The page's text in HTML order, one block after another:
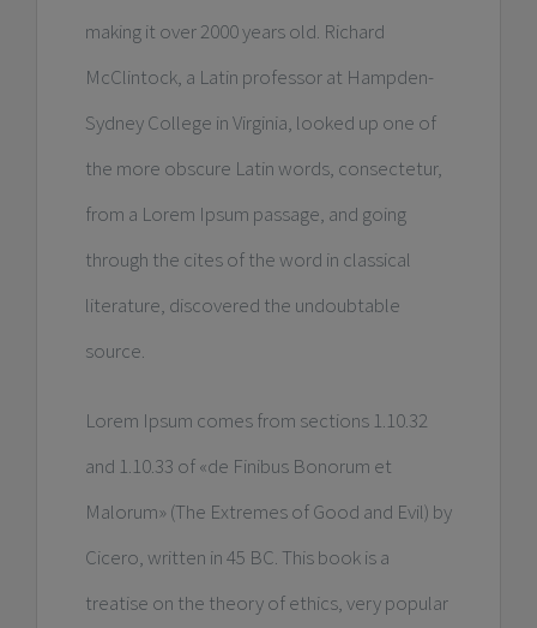
making it over 2000 years old. Richard
McClintock, a Latin professor at Hampden-
Sydney College in Virginia, looked up one of
the more obscure Latin words, consectetur,
from a Lorem Ipsum passage, and going
through the cites of the word in classical
literature, discovered the undoubtable
source.
Lorem Ipsum comes from sections 1.10.32
and 1.10.33 of «de Finibus Bonorum et
Malorum» (The Extremes of Good and Evil) by
Cicero, written in 45 BC. This book is a
treatise on the theory of ethics, very popular